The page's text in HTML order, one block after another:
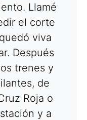
Llamé
el corte
viva
Después
trenes y
de
Roja o
y a